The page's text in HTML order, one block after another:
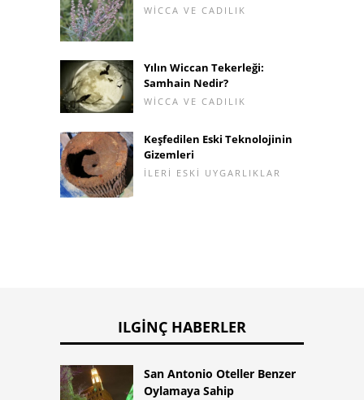
WICCA VE CADILIK
Yılın Wiccan Tekerleği:
Samhain Nedir?
WICCA VE CADILIK
Keşfedilen Eski Teknolojinin
Gizemleri
İLERI ESKI UYGARLIKLAR
ILGINÇ HABERLER
San Antonio Oteller Benzer
Oylamaya Sahip